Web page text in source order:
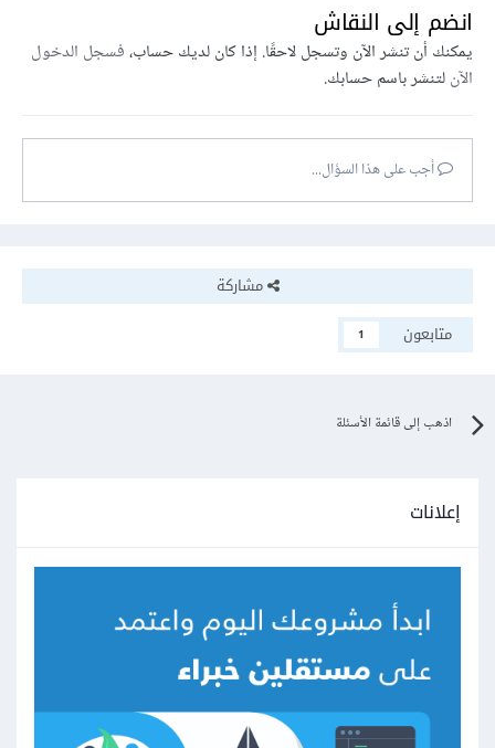
انضم إلى النقاش
يمكنك أن تنشر الآن وتسجل لاحقًا. إذا كان لديك حساب،فسجل الدخول
الآنلتنشر باسم حسابك.
أجب على هذا السؤال...
مشاركة
متابعون
1
اذهب إلى قائمة الأسئلة
إعلانات